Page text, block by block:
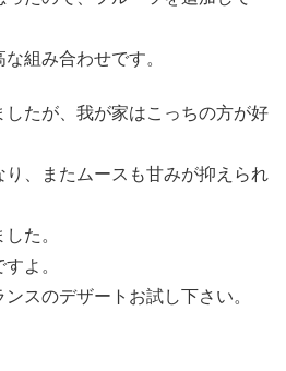
組み合わせです。
たが、我が家はこっちの方が好
り、またムースも甘みが抑えられ
た。
よ。
スのデザートお試し下さい。